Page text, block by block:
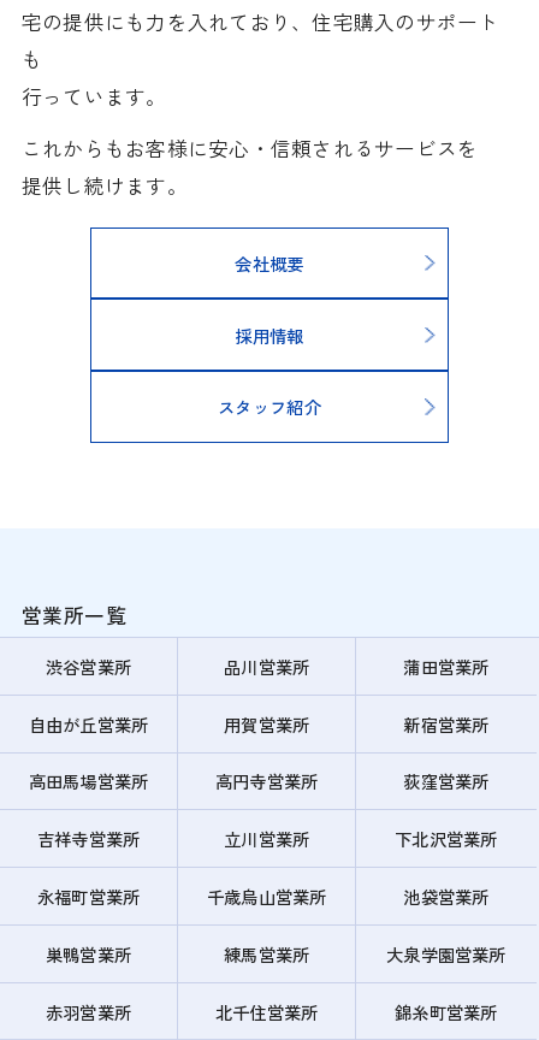
宅の提供にも力を入れており、住宅購入のサポート
も
行っています。
これからもお客様に安心・信頼されるサービスを
提供し続けます。
会社概要
採用情報
スタッフ紹介
営業所一覧
渋谷営業所 品川営業所 蒲田営業所
自由が丘営業所 用賀営業所 新宿営業所
高田馬場営業所 高円寺営業所 荻窪営業所
吉祥寺営業所 立川営業所 下北沢営業所
永福町営業所 千歳烏山営業所 池袋営業所
巣鴨営業所 練馬営業所 大泉学園営業所
赤羽営業所 北千住営業所 錦糸町営業所